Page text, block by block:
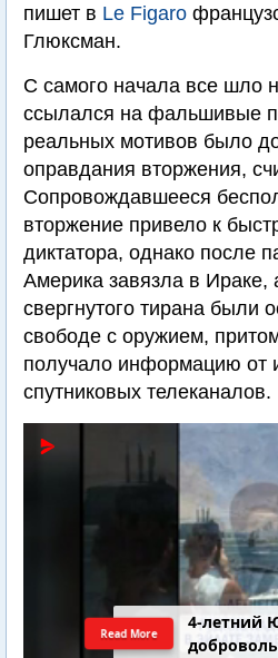
пишет в Le Figaro
Глюксман.
С самого начала все шло
ссылался на фальшивые
реальных мотивов было
оправдания вторжения,
Сопровождавшееся
вторжение привело к
диктатора, однако после
Америка завязла в Ираке,
свергнутого тирана были
свободе с оружием,
получало информацию от
спутниковых телеканалов.
4-летний
Read More